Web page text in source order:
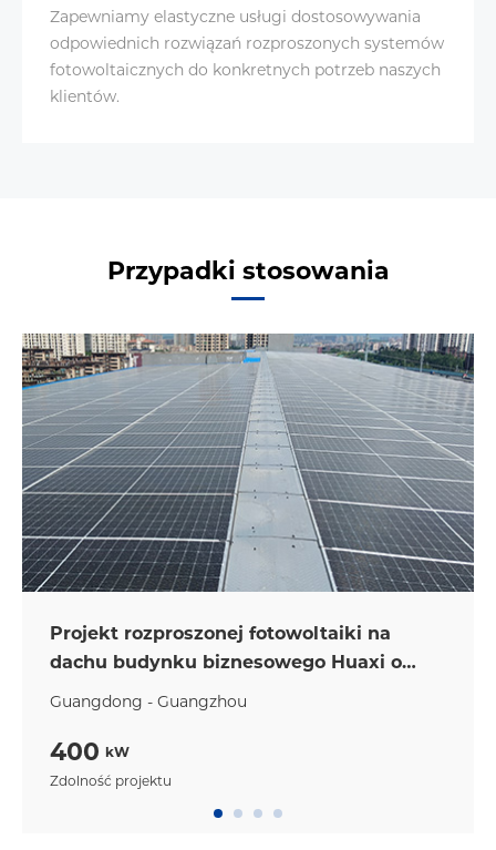
Zapewniamy elastyczne usługi dostosowywania
odpowiednich rozwiązań rozproszonych systemów
fotowoltaicznych do konkretnych potrzeb naszych
klientów.
Przypadki stosowania
Projekt rozproszonej fotowoltaiki na
dachu budynku biznesowego Huaxi o
mocy 400 kW
Guangdong - Guangzhou
400 kW
Zdolność projektu